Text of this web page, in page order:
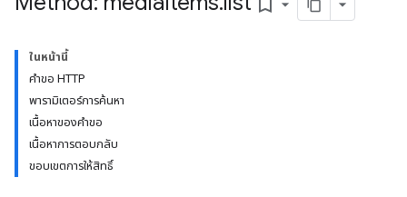
bookmark_border
ในหน้านี้
คำขอ HTTP
พารามิเตอร์การค้นหา
เนื้อหาของคำขอ
เนื้อหาการตอบกลับ
ขอบเขตการให้สิทธิ์